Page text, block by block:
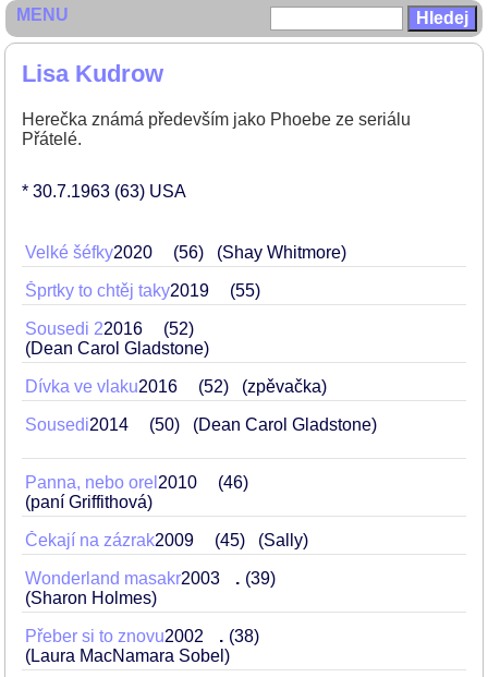
Lisa Kudrow
Herečka známá především jako Phoebe ze seriálu
Přátelé.
* 30.7.1963 (63) USA
Velké šéfky2020 56 (Shay Whitmore)
Šprtky to chtěj taky2019 55
Sousedi 22016
52
(Dean Carol Gladstone)
Dívka ve vlaku2016 52 (zpěvačka)
Sousedi2014 50 (Dean Carol Gladstone)
Panna, nebo orel 2010
46
(paní Griffithová)
Čekají na zázrak2009 45 (Sally)
Wonderland masakr2003 . 39
(Sharon Holmes)
Přeber si to znovu2002 . 38
(Laura MacNamara Sobel)
MENU